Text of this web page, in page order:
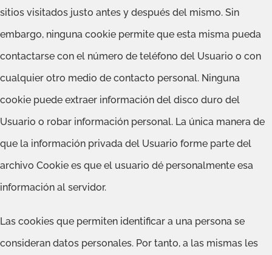
sitios visitados justo antes y después del mismo. Sin
embargo, ninguna cookie permite que esta misma pueda
contactarse con el número de teléfono del Usuario o con
cualquier otro medio de contacto personal. Ninguna
cookie puede extraer información del disco duro del
Usuario o robar información personal. La única manera de
que la información privada del Usuario forme parte del
archivo Cookie es que el usuario dé personalmente esa
información al servidor.
Las cookies que permiten identificar a una persona se
consideran datos personales. Por tanto, a las mismas les